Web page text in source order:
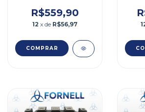
R$559,90
12 x de R$56,97